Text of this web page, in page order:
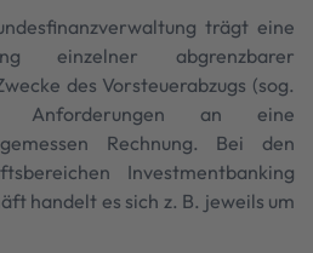
trägt eine
einzelner abgrenzbarer
des Vorsteuerabzugs (sog.
Anforderungen an eine
Rechnung. Bei den
Investmentbanking
handelt es sich z. B. jeweils um